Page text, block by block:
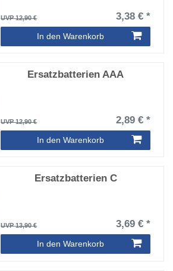
UVP 12,90 € 3,38 € *
In den Warenkorb
Ersatzbatterien AAA
UVP 12,90 € 2,89 € *
In den Warenkorb
Ersatzbatterien C
UVP 13,90 € 3,69 € *
In den Warenkorb